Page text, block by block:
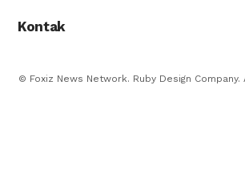
Kontak
© Foxiz News Network. Ruby Design